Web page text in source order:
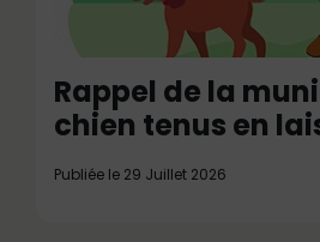
Rappel de la
chien tenus en
Publiée le 29 Juillet 2026